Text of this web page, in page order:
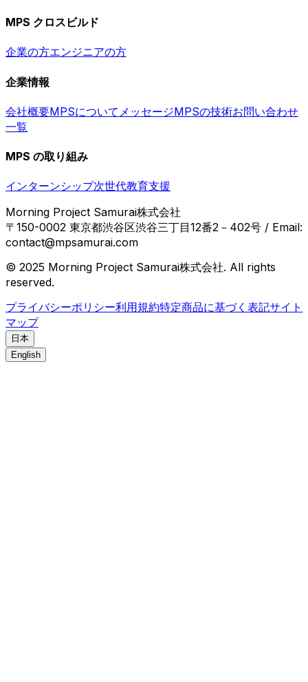
MPS クロスビルド
企業の方エンジニアの方
企業情報
会社概要MPSについて メッセージMPSの技術お問い合わせ
一覧
MPS の取り組み
インターンシップ次世代教育支援
Morning Project Samurai株式会社
〒150-0002 東京都渋谷区渋谷三丁目12番2－402号 / Email:
contact@mpsamurai.com
© 2025 Morning Project Samurai株式会社. All rights
reserved.
プライバシーポリシー利用規約特定商品に基づく表記サイト
マップ
日本
English